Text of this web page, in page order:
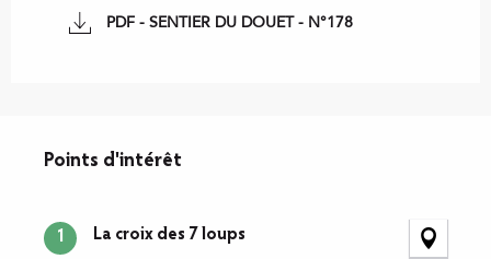
PDF - SENTIER DU DOUET - N°178
Points d'intérêt
1 La croix des 7 loups